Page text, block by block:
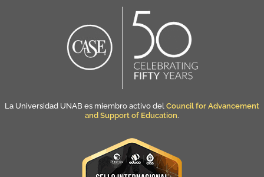
La Universidad UNAB es miembro activo del Council for Advancement
and Support of Education.